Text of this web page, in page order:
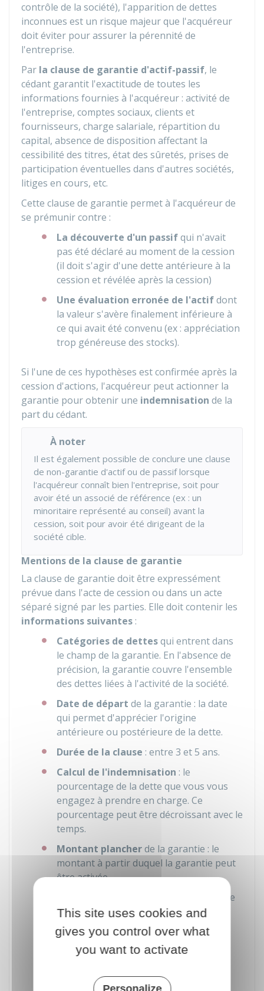
contrôle de la société), l'apparition de dettes
inconnues est un risque majeur que l'acquéreur
doit éviter pour assurer la pérennité de
l'entreprise.
Par la clause de garantie d'actif-passif, le
cédant garantit l'exactitude de toutes les
informations fournies à l'acquéreur : activité de
l'entreprise, comptes sociaux, clients et
fournisseurs, charge salariale, répartition du
capital, absence de disposition affectant la
cessibilité des titres, état des sûretés, prises de
participation éventuelles dans d'autres sociétés,
litiges en cours, etc.
Cette clause de garantie permet à l'acquéreur de
se prémunir contre :
La découverte d'un passifqui n'avait
pas été déclaré au moment de la cession
(il doit s'agir d'une dette antérieure à la
cession et révélée après la cession)
Une évaluation erronée de l'actifdont
la valeur s'avère finalement inférieure à
ce qui avait été convenu (ex : appréciation
trop généreuse des stocks).
Si l'une de ces hypothèses est confirmée après la
cession d'actions, l'acquéreur peut actionner la
garantie pour obtenir une indemnisation de la
part du cédant.
À noter
Il est également possible de conclure une clause
de non-garantie d'actif ou de passif lorsque
l'acquéreur connaît bien l'entreprise, soit pour
avoir été un associé de référence (ex : un
minoritaire représenté au conseil) avant la
cession, soit pour avoir été dirigeant de la
société cible.
Mentions de la clause de garantie
La clause de garantie doit être expressément
prévue dans l'acte de cession ou dans un acte
séparé signé par les parties. Elle doit contenir les
informations suivantes :
Catégories de dettesqui entrent dans
le champ de la garantie. En l'absence de
précision, la garantie couvre l'ensemble
des dettes liées à l'activité de la société.
Date de départ de la garantie : la date
qui permet d'apprécier l'origine
antérieure ou postérieure de la dette.
Durée de la clause : entre 3 et 5 ans.
Calcul de l'indemnisation : le
pourcentage de la dette que vous vous
engagez à prendre en charge. Ce
pourcentage peut être décroissant avec le
temps.
Montant plancherde la garantie : le
montant à partir duquel la garantie peut
être activée.
de l'indemnisation : le
montant maximum à hauteur duquel le
cédant est engagé. Il ne sera pas obligé
de payer au-delà.
Modalités de mise en œuvre
informations supplémentaires
nécessaires pour appliquer la garantie
This site uses cookies and
gives you control over what
you want to activate
Personalize